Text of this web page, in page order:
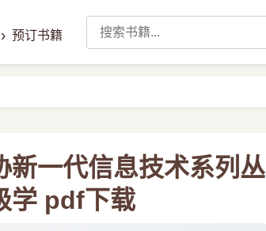
› 预订书籍
新一代信息技术系列丛
学 pdf下载